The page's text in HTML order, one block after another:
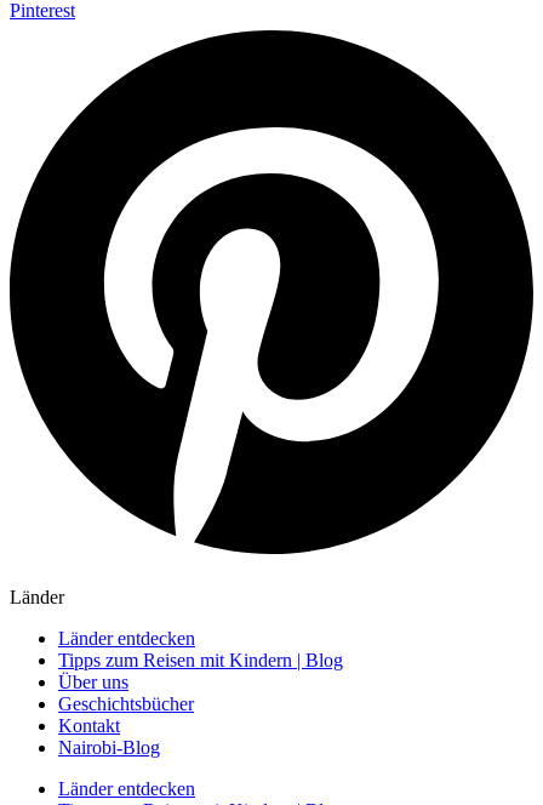
Pinterest
Länder
Länder entdecken
Tipps zum Reisen mit Kindern | Blog
Über uns
Geschichtsbücher
Kontakt
Nairobi-Blog
Länder entdecken